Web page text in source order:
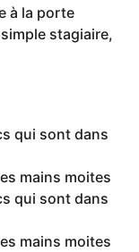
à la porte
stagiaire,
qui sont dans
mains moites
qui sont dans
mains moites